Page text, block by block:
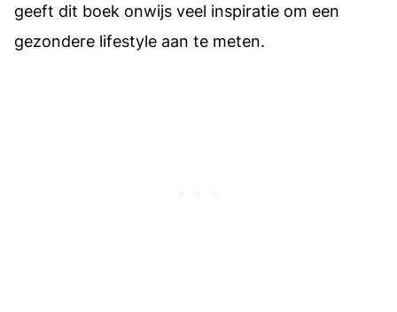
geeft dit boek onwijs veel inspiratie om een
gezondere lifestyle aan te meten.